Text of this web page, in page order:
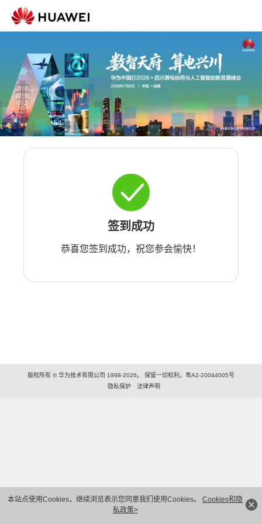
本站点使用Cookies，继续浏览表示您同意我们使用Cookies。 Cookies和隐
私政策>
签到成功
恭喜您签到成功，祝您参会愉快！
版权所有 © 华为技术有限公司 1998-2026。 保留一切权利。粤A2-20044005号
隐私保护
法律声明